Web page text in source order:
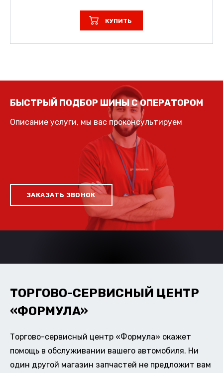
КУПИТЬ
БЫСТРЫЙ ПОДБОР ШИНЫ С ОПЕРАТОРОМ
Описание услуги, мы вас проконсультируем
ЗАКАЗАТЬ ЗВОНОК
ТОРГОВО-СЕРВИСНЫЙ ЦЕНТР
«ФОРМУЛА»
Торгово-сервисный центр «Формула» окажет
помощь в обслуживании вашего автомобиля. Ни
один другой магазин запчастей не предложит вам